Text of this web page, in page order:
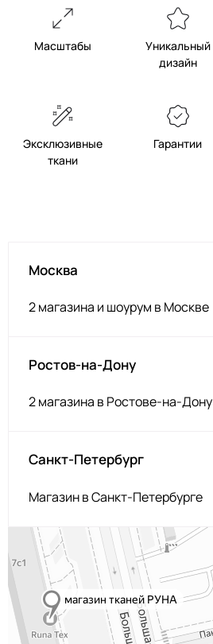
Масштабы
Уникальный
дизайн
Эксклюзивные
ткани
Гарантии
Москва
2 магазина и шоурум в Москве
Ростов-на-Дону
2 магазина в Ростове-на-Дону
Санкт-Петербург
Магазин в Санкт-Петербурге